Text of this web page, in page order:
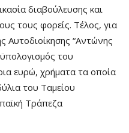
διαβούλευσης και
τους φορείς. Τέλος, για
Αυτοδιοίκησης “Αντώνης
του
ευρώ, χρήματα τα οποία
του Ταμείου
Τράπεζα